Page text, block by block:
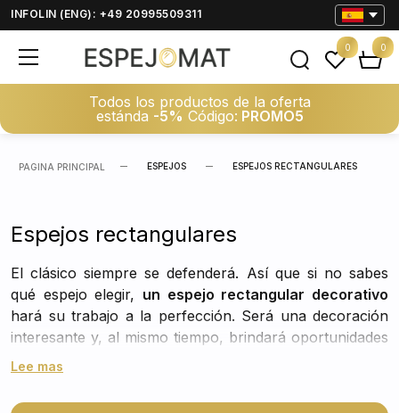
INFOLIN (ENG): +49 20995509311
Todos los productos de la oferta
estánda -5% Código: PROMO5
0 0
PAGINA PRINCIPAL ESPEJOS ESPEJOS RECTANGULARES
Espejos rectangulares
El clásico siempre se defenderá. Así que si no sabes
qué espejo elegir, un espejo rectangular decorativo
hará su trabajo a la perfección. Será una decoración
interesante y, al mismo tiempo, brindará oportunidades
ideales para mirarse a sí mismo todos los días y
aparentemente simple, pero el más popular,
Lee mas